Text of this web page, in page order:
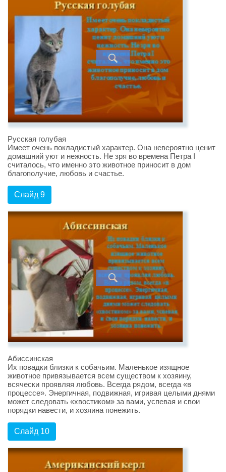
Русская голубая
Имеет очень покладистый характер. Она невероятно ценит
домашний уют и нежность. Не зря во времена Петра I
считалось, что именно это животное приносит в дом
благополучие, любовь и счастье.
Слайд 9
Абиссинская
Их повадки близки к собачьим. Маленькое изящное
животное привязывается всем существом к хозяину,
всячески проявляя любовь. Всегда рядом, всегда «в
процессе». Энергичная, подвижная, игривая целыми днями
может следовать «хвостиком» за вами, успевая и свои
порядки навести, и хозяина понежить.
Слайд 10